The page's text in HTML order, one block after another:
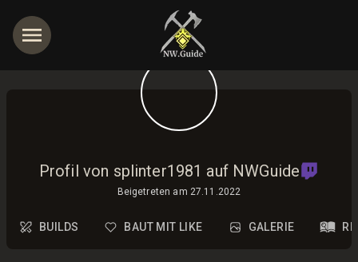
Profil von splinter1981 auf NWGuide
Beigetreten am 27.11.2022
BUILDS BAUT MIT LIKE GALERIE